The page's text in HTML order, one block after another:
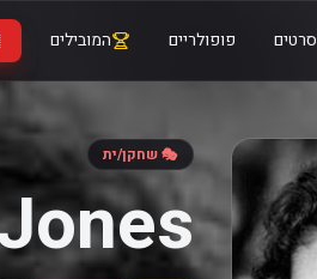
סרטים פופולריים המובילים
🎭 שחקן/ית